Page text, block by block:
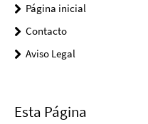
Página inicial
Contacto
Aviso Legal
Esta Página